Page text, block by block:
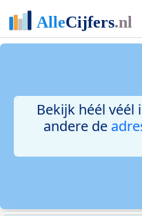
Bekijk héél
andere de